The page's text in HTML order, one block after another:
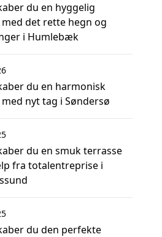
du en hyggelig
det rette hegn og
i Humlebæk
du en harmonisk
nyt tag i Søndersø
du en smuk terrasse
fra totalentreprise i
du den perfekte